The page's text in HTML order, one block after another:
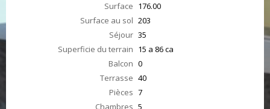
Surface 176.00
Surface au sol 203
Séjour 35
Superficie du terrain 15 a 86 ca
Balcon 0
Terrasse 40
Pièces 7